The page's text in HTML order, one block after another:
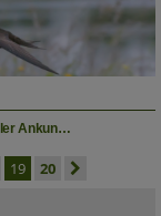
Mauersegler Ankunft und Brutgeschehen
19 20